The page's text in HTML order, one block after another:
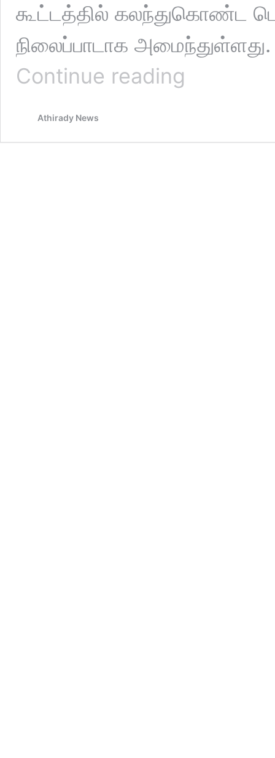
கூட்டத்தில் கலந்துகொண்ட
நிலைப்பாடாக
Continue reading
Athirady News